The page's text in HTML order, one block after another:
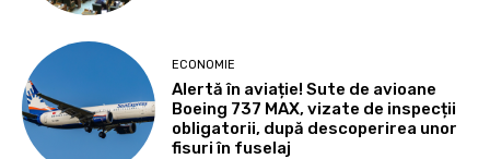
ECONOMIE
Alertă în aviație! Sute de avioane
Boeing 737 MAX, vizate de inspecții
obligatorii, după descoperirea unor
fisuri în fuselaj